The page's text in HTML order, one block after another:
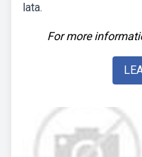
lata.
For more